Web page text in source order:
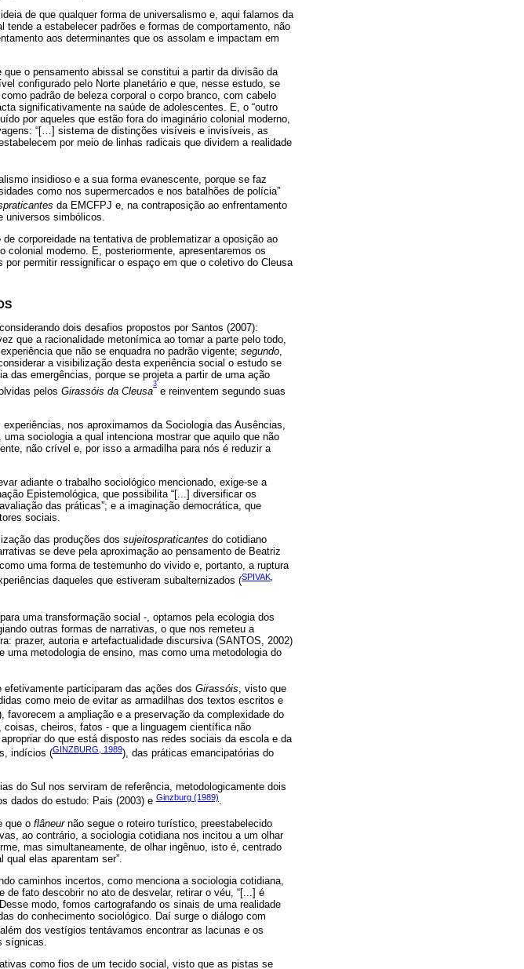
de que qualquer forma de universalismo e, aqui falamos da
a estabelecer padrões e formas de comportamento, não
aos determinantes que os assolam e impactam em
o pensamento abissal se constitui a partir da divisão da
configurado pelo Norte planetário e que, nesse estudo, se
padrão de beleza corporal o corpo branco, com cabelo
significativamente na saúde de adolescentes. E, o “outro
por aqueles que estão fora do imaginário colonial moderno,
“[…] sistema de distinções visíveis e invisíveis, as
por meio de linhas radicais que dividem a realidade
insidioso e a sua forma evanescente, porque se faz
como nos supermercados e nos batalhões de polícia”
da EMCFPJ e, na contraposição ao enfrentamento
universos simbólicos.
corporeidade na tentativa de problematizar a oposição ao
colonial moderno. E, posteriormente, apresentaremos os
permitir ressignificar o espaço em que o coletivo do Cleusa
dois desafios propostos por Santos (2007):
que a racionalidade metonímica ao tomar a parte pelo todo,
que não se enquadra no padrão vigente; segundo
a visibilização desta experiência social o estudo se
das emergências, porque se projeta a partir de uma ação
pelos Girassóis da Cleusa
3
e reinventem segundo suas
nos aproximamos da Sociologia das Ausências,
sociologia a qual intenciona mostrar que aquilo que não
não crível e, por isso a armadilha para nós é reduzir a
adiante o trabalho sociológico mencionado, exige-se a
Epistemológica, que possibilita “[...] diversificar os
das práticas”; e a imaginação democrática, que
sociais.
das produções dos sujeitospraticantes do cotidiano
se deve pela aproximação ao pensamento de Beatriz
uma forma de testemunho do vivido e, portanto, a ruptura
daqueles que estiveram subalternizados (SPIVAK,
uma transformação social -, optamos pela ecologia dos
outras formas de narrativas, o que nos remeteu a
prazer, autoria e artefactualidade discursiva (SANTOS, 2002)
uma metodologia de ensino, mas como uma metodologia do
efetivamente participaram das ações dos Girassóis, visto que
como meio de evitar as armadilhas dos textos escritos e
favorecem a ampliação e a preservação da complexidade do
cheiros, fatos - que a linguagem científica não
do que está disposto nas redes sociais da escola e da
indícios (GINZBURG, 1989), das práticas emancipatórias do
do Sul nos serviram de referência, metodologicamente dois
dados do estudo: Pais (2003) e Ginzburg (1989).
que o flâneurnão segue o roteiro turístico, preestabelecido
ao contrário, a sociologia cotidiana nos incitou a um olhar
mas simultaneamente, de olhar ingênuo, isto é, centrado
elas aparentam ser”.
caminhos incertos, como menciona a sociologia cotidiana,
fato descobrir no ato de desvelar, retirar o véu, “[...] é
modo, fomos cartografando os sinais de uma realidade
do conhecimento sociológico. Daí surge o diálogo com
dos vestígios tentávamos encontrar as lacunas e os
sígnicas.
como fios de um tecido social, visto que as pistas se